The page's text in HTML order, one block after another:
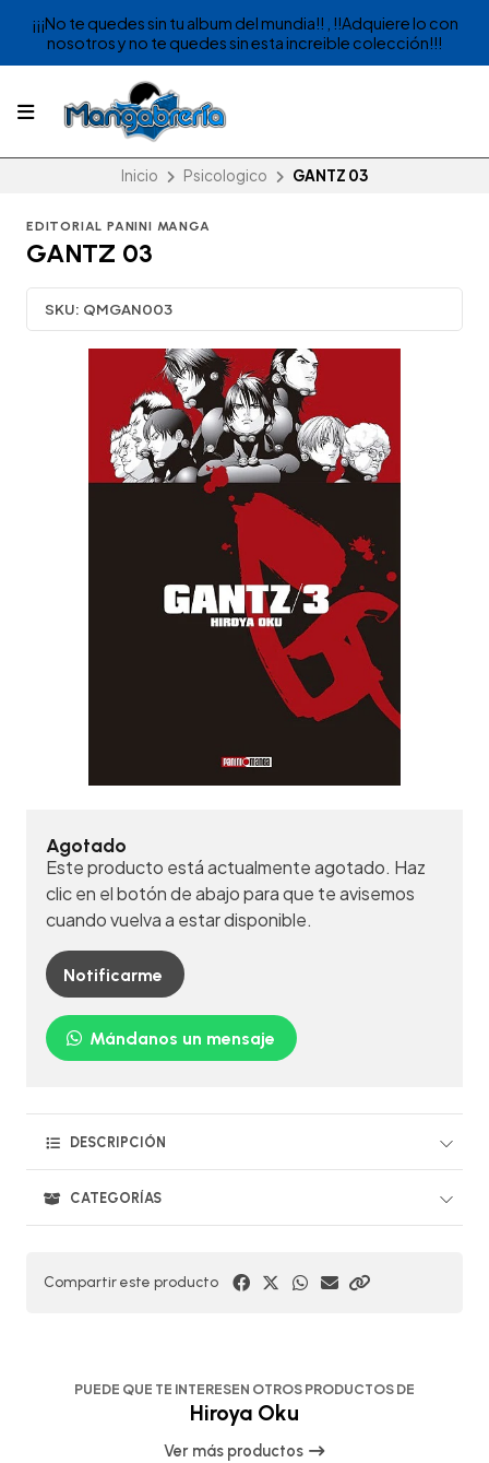
¡¡¡No te quedes sin tu album del mundia!! , !!Adquiere lo con
nosotros y no te quedes sin esta increible colección!!!
Inicio Psicologico GANTZ 03
EDITORIAL PANINI MANGA
GANTZ 03
SKU: QMGAN003
Agotado
Este producto está actualmente agotado. Haz
clic en el botón de abajo para que te avisemos
cuando vuelva a estar disponible.
Notificarme
Mándanos un mensaje
DESCRIPCIÓN
CATEGORÍAS
Compartir este producto
PUEDE QUE TE INTERESEN OTROS PRODUCTOS DE
Hiroya Oku
Ver más productos